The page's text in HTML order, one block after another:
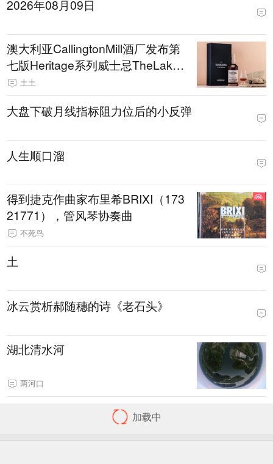
2026年08月09日
澳大利亚CallingtonMill酒厂发布第
七版Heritage系列威士忌TheLakeF
rederickInn
土土
大盘下破月线指标阻力位后的小反弹
人生顺口溜
得到捷克作曲家布里希BRIXI（173
21771），管风琴协奏曲
不死鸟
土
冰云赏析郝随穗的诗《老石头》
湖北清水河
两河口
加载中